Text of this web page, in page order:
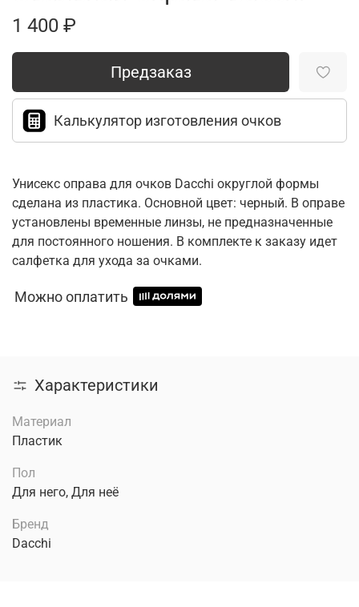
1 400 ₽
Предзаказ
Калькулятор изготовления очков
Унисекс оправа для очков Dacchi округлой формы
сделана из пластика. Основной цвет: черный. В оправе
установлены временные линзы, не предназначенные
для постоянного ношения. В комплекте к заказу идет
салфетка для ухода за очками.
Можно оплатить
Характеристики
Материал
Пластик
Пол
Для него, Для неё
Бренд
Dacchi